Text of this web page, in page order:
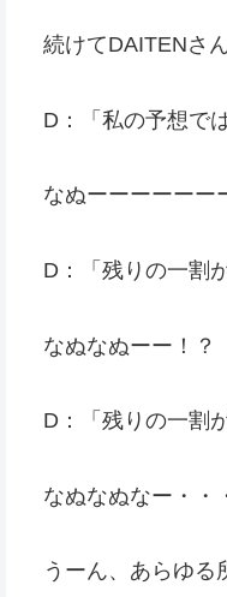
続けてDAITENさ
D：「私の予想で
なぬーーーーーー
D：「残りの一割
なぬなぬーー！？
D：「残りの一割
なぬなぬなー・・
うーん、あらゆる